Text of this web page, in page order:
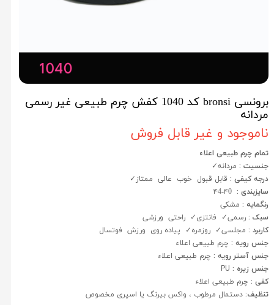
برونسی bronsi کد 1040 کفش چرم طبیعی غیر رسمی
مردانه
ناموجود و غیر قابل فروش
تمام چرم طبیعی اعلاء
جنسیت : مردانه✓
درجه کیفی : قابل قبول خوب عالی ممتاز✓
سایزبندی : ۴0-۴4
رنگمایه : مشکی
سبک :رسمی✓ فانتزی✓ راحتی ورزشی
کاربرد : مجلسی✓ روزمره✓ پیاده روی ورزش فوتسال
جنس رویه : چرم طبیعی اعلاء
جنس آستر رویه : چرم طبیعی اعلاء
جنس زیره :
کفی : چرم طبیعی اعلاء
تنظیف:دستمال مرطوب ، واکس بیرنگ یا اسپری مخصوص